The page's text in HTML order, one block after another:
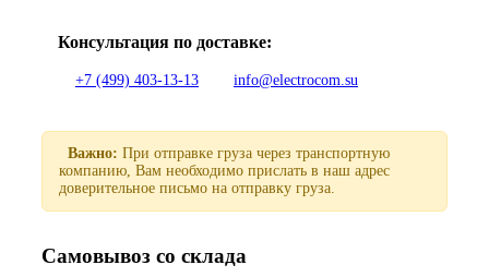
Консультация по доставке:
+7 (499) 403-13-13 info@electrocom.su
Важно: При отправке груза через транспортную
компанию, Вам необходимо прислать в наш адрес
доверительное письмо на отправку груза.
Самовывоз со склада